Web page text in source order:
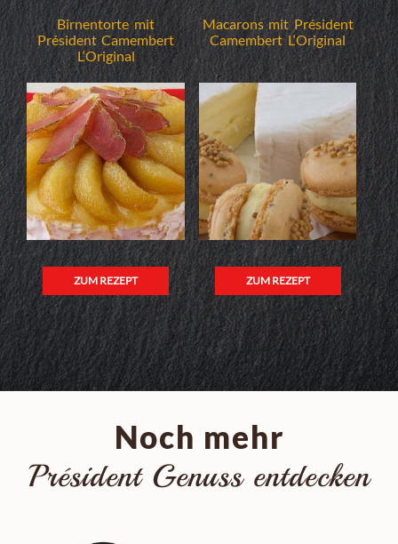
Birnentorte mit
Président Camembert
L‘Original
ZUM REZEPT
Macarons mit Président
Camembert L‘Original
ZUM REZEPT
Noch mehr
Président Genuss entdecken